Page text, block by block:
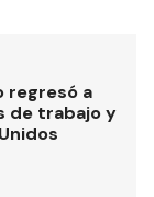
regresó a
de trabajo y